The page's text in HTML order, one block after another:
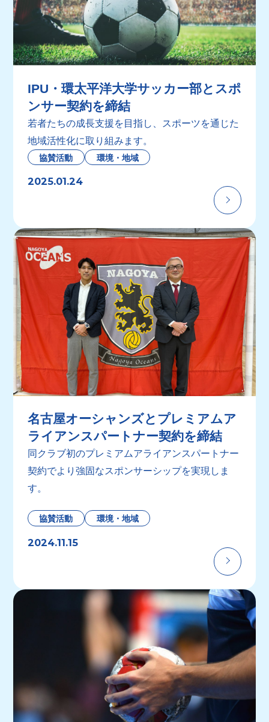
IPU・環太平洋大学サッカー部とスポ
ンサー契約を締結
若者たちの成長支援を目指し、スポーツを通じた
地域活性化に取り組みます。
協賛活動 環境・地域
2025.01.24
名古屋オーシャンズとプレミアムア
ライアンスパートナー契約を締結
同クラブ初のプレミアムアライアンスパートナー
契約でより強固なスポンサーシップを実現しま
す。
協賛活動 環境・地域
2024.11.15